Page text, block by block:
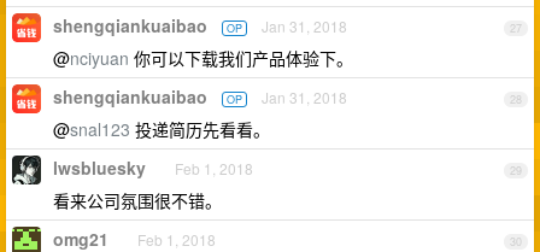
27
shengqiankuaibao OP Jan 31, 2018
@nciyuan 你可以下载我们产品体验下。
28
shengqiankuaibao OP Jan 31, 2018
@snal123 投递简历先看看。
29
lwsbluesky Feb 1, 2018
看来公司氛围很不错。
30
omg21 Feb 1, 2018